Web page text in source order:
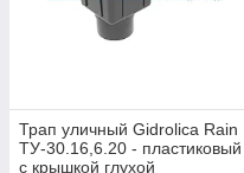
Трап уличный Gidrolica Rain
ТУ-30.16,6.20 - пластиковый
с крышкой глухой